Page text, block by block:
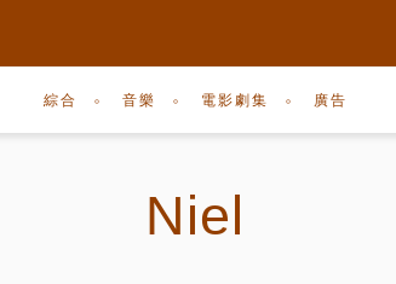
綜合 音樂 電影劇集 廣告
Niel